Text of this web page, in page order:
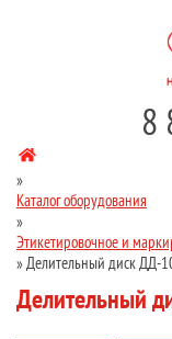
8
»
Каталог оборудования
»
Этикетировочное и
»Делительный диск ДД-
Делительный